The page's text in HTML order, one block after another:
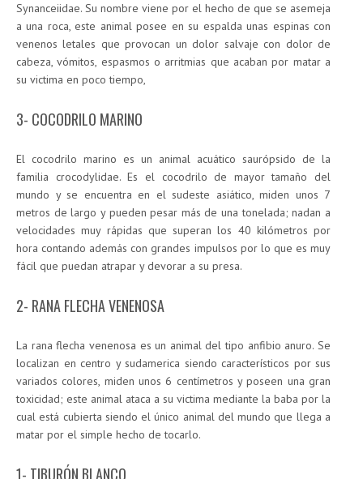
Synanceiidae. Su nombre viene por el hecho de que se asemeja
a una roca, este animal posee en su espalda unas espinas con
venenos letales que provocan un dolor salvaje con dolor de
cabeza, vómitos, espasmos o arritmias que acaban por matar a
su victima en poco tiempo,
3- COCODRILO MARINO
El cocodrilo marino es un animal acuático saurópsido de la
familia crocodylidae. Es el cocodrilo de mayor tamaño del
mundo y se encuentra en el sudeste asiático, miden unos 7
metros de largo y pueden pesar más de una tonelada; nadan a
velocidades muy rápidas que superan los 40 kilómetros por
hora contando además con grandes impulsos por lo que es muy
fácil que puedan atrapar y devorar a su presa.
2- RANA FLECHA VENENOSA
La rana flecha venenosa es un animal del tipo anfibio anuro. Se
localizan en centro y sudamerica siendo característicos por sus
variados colores, miden unos 6 centímetros y poseen una gran
toxicidad; este animal ataca a su victima mediante la baba por la
cual está cubierta siendo el único animal del mundo que llega a
matar por el simple hecho de tocarlo.
1- TIBURÓN BLANCO